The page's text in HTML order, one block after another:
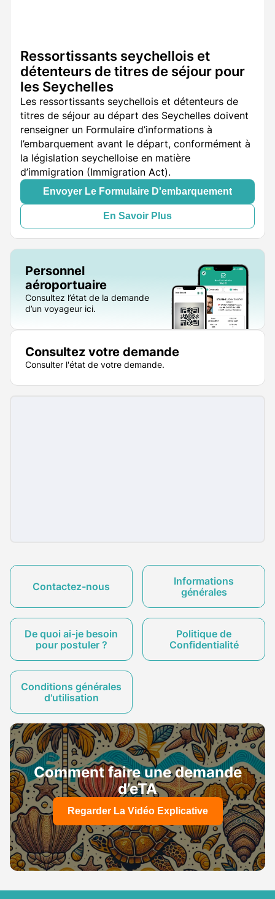
Ressortissants seychellois et
détenteurs de titres de séjour pour
les Seychelles
Les ressortissants seychellois et détenteurs de
titres de séjour au départ des Seychelles doivent
renseigner un Formulaire d’informations à
l’embarquement avant le départ, conformément à
la législation seychelloise en matière
d’immigration (Immigration Act).
Envoyer Le Formulaire D'embarquement
En Savoir Plus
Personnel
aéroportuaire
Consultez l’état de la demande
d’un voyageur ici.
Consultez votre demande
Consulter l'état de votre demande.
Contactez-nous
Informations
générales
De quoi ai-je besoin
pour postuler ?
Politique de
Confidentialité
Conditions générales
d'utilisation
Comment faire une demande
d’eTA
Regarder La Vidéo Explicative